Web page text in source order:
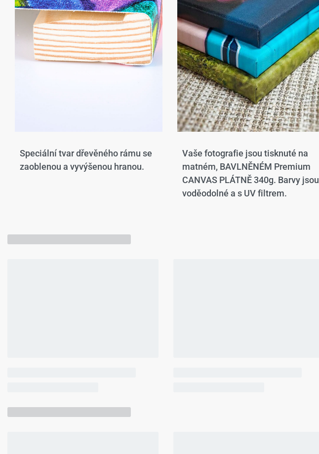
Speciální tvar dřevěného rámu se
zaoblenou a vyvýšenou hranou.​
Vaše fotografie jsou tisknuté na
matném, BAVLNĚNÉM Premium
CANVAS PLÁTNĚ 340g. Barvy jsou
voděodolné a s UV filtrem.